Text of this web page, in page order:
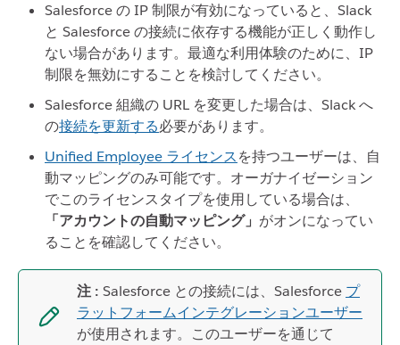
Salesforce の IP 制限が有効になっていると、Slack
と Salesforce の接続に依存する機能が正しく動作し
ない場合があります。最適な利用体験のために、IP
制限を無効にすることを検討してください。
Salesforce 組織の URL を変更した場合は、Slack へ
の接続を更新する必要があります。
Unified Employee ライセンスを持つユーザーは、自
動マッピングのみ可能です。オーガナイゼーション
でこのライセンスタイプを使用している場合は、
「アカウントの自動マッピング」 がオンになってい
ることを確認してください。
注 : Salesforce との接続には、Salesforce プ
ラットフォームインテグレーションユーザー
が使用されます。このユーザーを通じて